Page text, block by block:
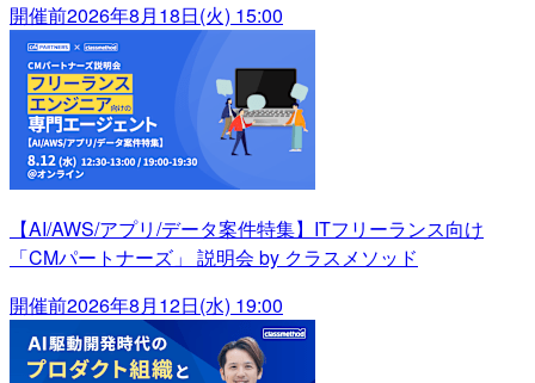
開催前2026年8月18日(火) 15:00
【AI/AWS/アプリ/データ案件特集】ITフリーランス向け
「CMパートナーズ」 説明会 by クラスメソッド
開催前2026年8月12日(水) 19:00